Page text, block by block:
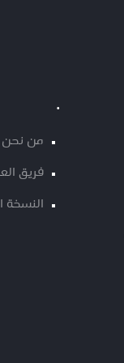
.
من نحن
فريق
النسخة